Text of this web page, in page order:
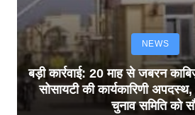
NEWS
बड़ी कार्रवाई: 20 माह से जबरन
सोसायटी की कार्यकारिणी
चुनाव समिति को